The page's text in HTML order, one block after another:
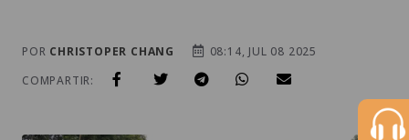
POR CHRISTOPER CHANG
08:14, JUL 08 2025
COMPARTIR: